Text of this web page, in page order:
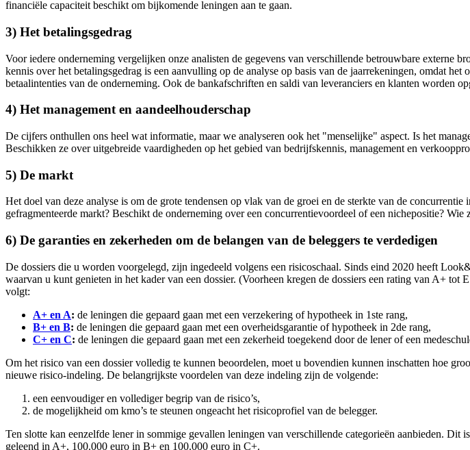
financiële capaciteit beschikt om bijkomende leningen aan te gaan.
3) Het betalingsgedrag
Voor iedere onderneming vergelijken onze analisten de gegevens van verschillende betrouwbare externe
kennis over het betalingsgedrag is een aanvulling op de analyse op basis van de jaarrekeningen, omdat
betaalintenties van de onderneming. Ook de bankafschriften en saldi van leveranciers en klanten worden
4) Het management en aandeelhouderschap
De cijfers onthullen ons heel wat informatie, maar we analyseren ook het "menselijke" aspect. Is het
Beschikken ze over uitgebreide vaardigheden op het gebied van bedrijfskennis, management en
5) De markt
Het doel van deze analyse is om de grote tendensen op vlak van de groei en de sterkte van de
gefragmenteerde markt? Beschikt de onderneming over een concurrentievoordeel of een nichepositie? Wie
6) De garanties en zekerheden om de belangen van de beleggers te verdedigen
De dossiers die u worden voorgelegd, zijn ingedeeld volgens een risicoschaal. Sinds eind 2020 heeft
waarvan u kunt genieten in het kader van een dossier. (Voorheen kregen de dossiers een rating van A+
volgt:
A+ en A: de leningen die gepaard gaan met een verzekering of hypotheek in 1ste rang,
B+ en B: de leningen die gepaard gaan met een overheidsgarantie of hypotheek in 2de rang,
C+ en C: de leningen die gepaard gaan met een zekerheid toegekend door de lener of een
Om het risico van een dossier volledig te kunnen beoordelen, moet u bovendien kunnen inschatten hoe
nieuwe risico-indeling. De belangrijkste voordelen van deze indeling zijn de volgende:
een eenvoudiger en vollediger begrip van de risico’s,
de mogelijkheid om kmo’s te steunen ongeacht het risicoprofiel van de belegger.
Ten slotte kan eenzelfde lener in sommige gevallen leningen van verschillende categorieën aanbieden.
geleend in A+, 100.000 euro in B+ en 100.000 euro in C+.